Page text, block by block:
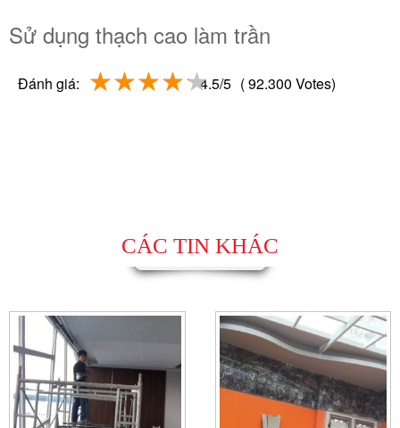
Sử dụng thạch cao làm trần
Đánh giá: 4.5/5 ( 92.300 Votes)
CÁC TIN KHÁC